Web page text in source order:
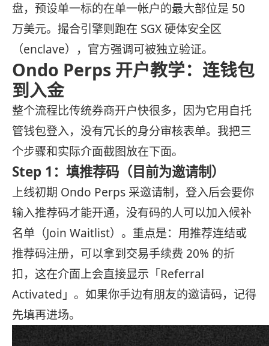
盘，预设单一标的在单一帐户的最大部位是 50
万美元。撮合引擎则跑在 SGX 硬体安全区
（enclave），官方强调可被独立验证。
Ondo Perps 开户教学：连钱包
到入金
整个流程比传统券商开户快很多，因为它用自托
管钱包登入，没有冗长的身分审核表单。我把三
个步骤和实际介面截图放在下面。
Step 1：填推荐码（目前为邀请制）
上线初期 Ondo Perps 采邀请制，登入后会要你
输入推荐码才能开通，没有码的人可以加入候补
名单（Join Waitlist）。重点是：用推荐连结或
推荐码注册，可以拿到交易手续费 20% 的折
扣，这在介面上会直接显示「Referral
Activated」。如果你手边有朋友的邀请码，记得
先填再进场。